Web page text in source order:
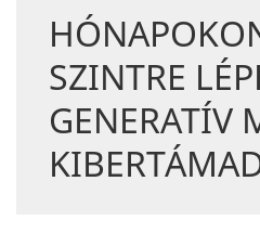
SZINTRE
GENERATÍV